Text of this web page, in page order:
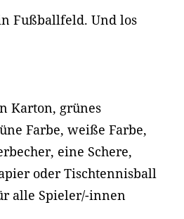
Fußballfeld. Und los
Karton, grünes
Farbe, weiße Farbe,
eine Schere,
oder Tischtennisball
alle Spieler/-innen